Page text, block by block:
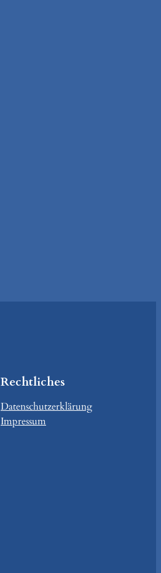
Rechtliches
Datenschutzerklärung
Impressum